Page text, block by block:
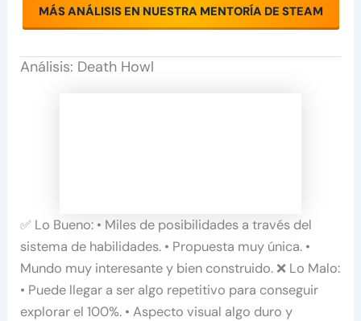
MÁS ANÁLISIS EN NUESTRA MENTORÍA DE STEAM
Análisis: Death Howl
✅ Lo Bueno: • Miles de posibilidades a través del
sistema de habilidades. • Propuesta muy única. •
Mundo muy interesante y bien construido. ❌ Lo Malo:
• Puede llegar a ser algo repetitivo para conseguir
explorar el 100%. • Aspecto visual algo duro y